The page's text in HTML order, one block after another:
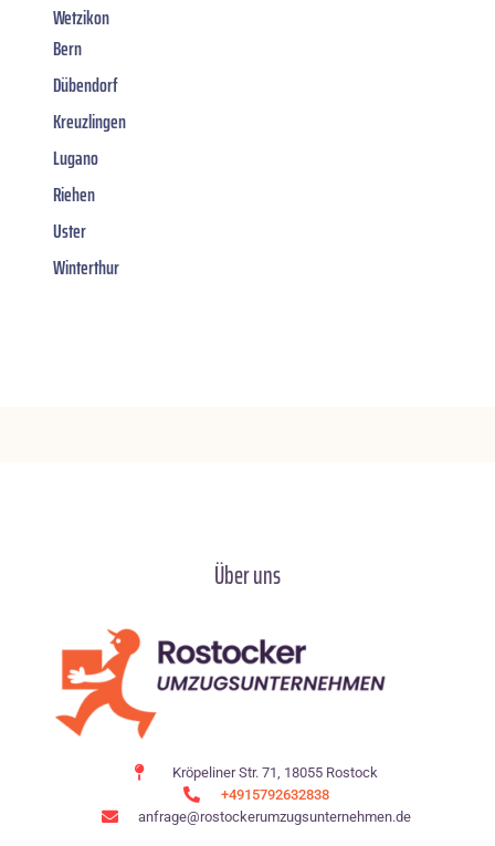
Wetzikon
Bern
Dübendorf
Kreuzlingen
Lugano
Riehen
Uster
Winterthur
Über uns
Kröpeliner Str. 71, 18055 Rostock
+4915792632838
anfrage@rostockerumzugsunternehmen.de